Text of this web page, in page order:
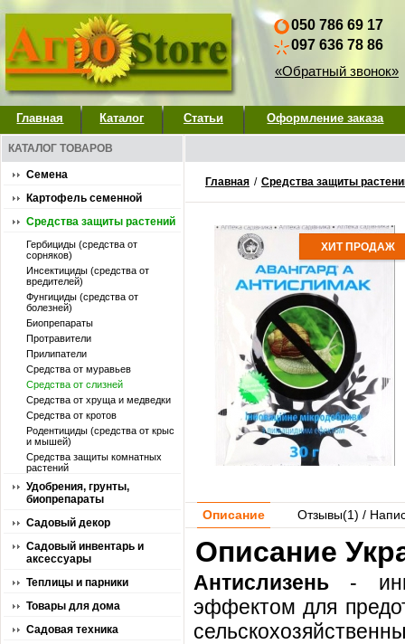
050 786 69 17
097 636 78 86
«Обратный звонок»
Главная Каталог Статьи Оформление заказа
КАТАЛОГ ТОВАРОВ
Семена
Картофель семенной
Средства защиты растений
Гербициды (средства от
сорняков)
Инсектициды (средства от
вредителей)
Фунгициды (средства от
болезней)
Биопрепараты
Протравители
Прилипатели
Средства от муравьев
Средства от слизней
Средства от хруща и медведки
Средства от кротов
Родентициды (средства от крыс
и мышей)
Средства защиты комнатных
растений
Удобрения, грунты,
биопрепараты
Садовый декор
Садовый инвентарь и
аксессуары
Теплицы и парники
Товары для дома
Садовая техника
Главная / Средства защиты
ХИТ ПРОДАЖ
Описание Отзывы(1) /
Описание
Антислизень -
эффектом для